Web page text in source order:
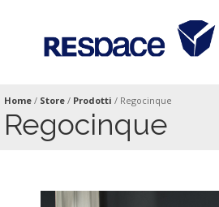
Home / Store / Prodotti / Regocinque
Regocinque